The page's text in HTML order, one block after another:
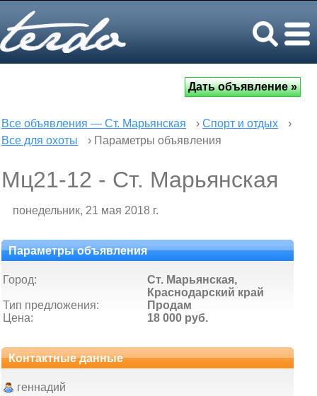
Все объявления — Ст. Марьянская › Спорт и отдых
›
Все для охоты
› Параметры объявления
Мц21-12 - Ст. Марьянская
понедельник, 21 мая 2018 г.
Параметры объявления
Город:
Ст. Марьянская,
Краснодарский край
Тип предложения:
Продам
Цена:
18 000 руб.
Контактные данные
геннадий